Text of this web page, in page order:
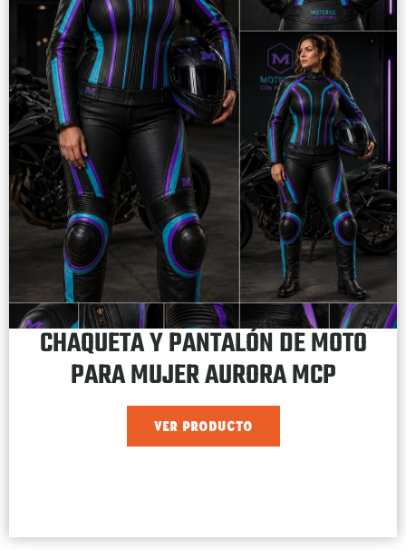
CHAQUETA Y PANTALÓN DE MOTO
PARA MUJER AURORA MCP
VER PRODUCTO